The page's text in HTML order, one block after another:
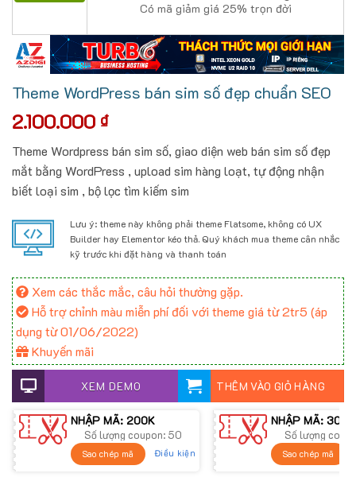
Có mã giảm giá 25% trọn đời
Theme WordPress bán sim số đẹp chuẩn SEO
2.100.000 ₫
Theme Wordpress bán sim số, giao diện web bán sim số đẹp
mắt bằng WordPress , upload sim hàng loạt, tự động nhận
biết loại sim , bộ lọc tìm kiếm sim
Lưu ý: theme này không phải theme Flatsome, không có UX
Builder hay Elementor kéo thả. Quý khách mua theme cân nhắc
kỹ trước khi đặt hàng và thanh toán
Xem các thắc mắc, câu hỏi thường gặp.
Hỗ trợ chỉnh màu miễn phí đối với theme giá từ 2tr5 (áp
dụng từ 01/06/2022)
Khuyến mãi
XEM DEMO THÊM VÀO GIỎ HÀNG
NHẬP MÃ: 200K
Số lượng coupon: 50
Sao chép mã Điều kiện
NHẬP MÃ: 300K
Số lượng
Sao chép mã